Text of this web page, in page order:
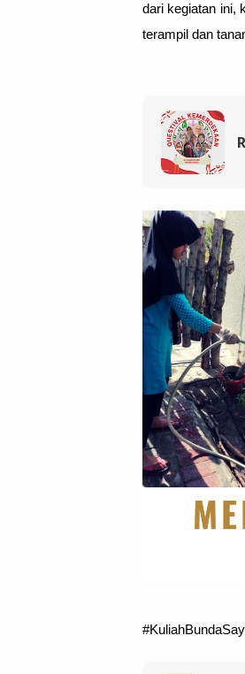
dari kegiatan ini,
terampil dan